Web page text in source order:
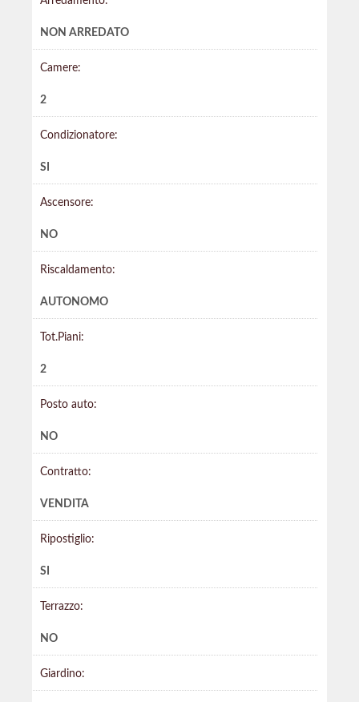
NON ARREDATO
Camere:
2
Condizionatore:
SI
Ascensore:
NO
Riscaldamento:
AUTONOMO
Tot.Piani:
2
Posto auto:
NO
Contratto:
VENDITA
Ripostiglio:
SI
Terrazzo:
NO
Giardino: